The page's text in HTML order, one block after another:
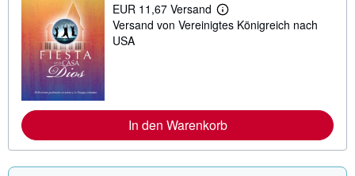
n
z
k
o
s
t
EUR 11,67 Versand
W
e
n
f
o
a
Versand von Vereinigtes Königreich nach
USA
In den Warenkorb